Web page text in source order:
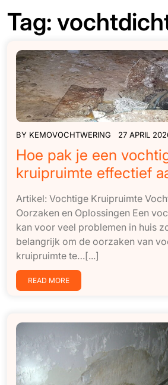
Tag:
BY KEMOVOCHTWERING 27 APRIL
Hoe pak je een
kruipruimte effectief
Artikel: Vochtige Kruipruimte
Oorzaken en Oplossingen Een
kan voor veel problemen in huis
belangrijk om de oorzaken van
kruipruimte te…[...]
READ MORE